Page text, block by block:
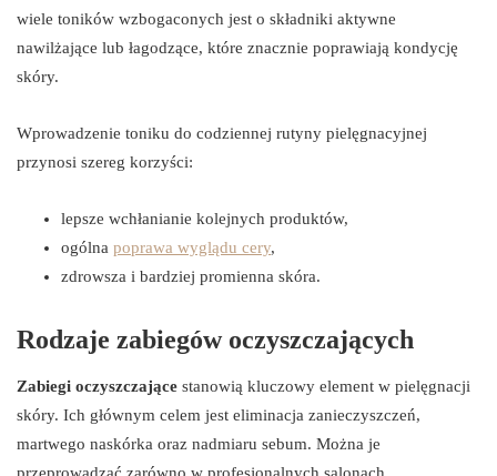
wiele toników wzbogaconych jest o składniki aktywne
nawilżające lub łagodzące, które znacznie poprawiają kondycję
skóry.
Wprowadzenie toniku do codziennej rutyny pielęgnacyjnej
przynosi szereg korzyści:
lepsze wchłanianie kolejnych produktów,
ogólna poprawa wyglądu cery,
zdrowsza i bardziej promienna skóra.
Rodzaje zabiegów oczyszczających
Zabiegi oczyszczające stanowią kluczowy element w pielęgnacji
skóry. Ich głównym celem jest eliminacja zanieczyszczeń,
martwego naskórka oraz nadmiaru sebum. Można je
przeprowadzać zarówno w profesjonalnych salonach